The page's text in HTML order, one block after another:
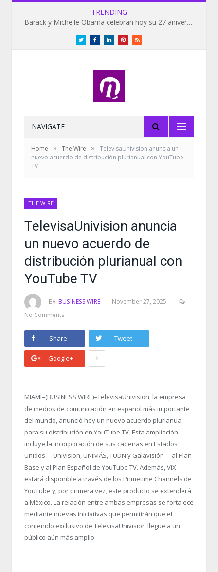
TRENDING
Barack y Michelle Obama celebran hoy su 27 aniversario de bodas
TwitterFacebookLinkedInPinterestRSS
NAVIGATE
Home » The Wire »
TelevisaUnivision anuncia un
nuevo acuerdo de distribución plurianual con YouTube
TV
THE WIRE
TelevisaUnivision anuncia
un nuevo acuerdo de
distribución plurianual con
YouTube TV
By BUSINESS WIRE
November 27, 2025
No Comments
Share Tweet
Google+ +
MIAMI–(BUSINESS WIRE)–TelevisaUnivision, la empresa
de medios de comunicación en español más importante
del mundo, anunció hoy un nuevo acuerdo plurianual
para su distribución en YouTube TV. Esta ampliación
incluye la incorporación de sus cadenas en Estados
Unidos —Univision, UNIMÁS, TUDN y Galavisión— al Plan
Base y al Plan Español de YouTube TV. Además, ViX
estará disponible a través de los Primetime Channels de
YouTube y, por primera vez, este producto se extenderá
a México. La relación entre ambas empresas se fortalece
mediante nuevas iniciativas que permitirán que el
contenido exclusivo de TelevisaUnivision llegue a un
público aún más amplio.